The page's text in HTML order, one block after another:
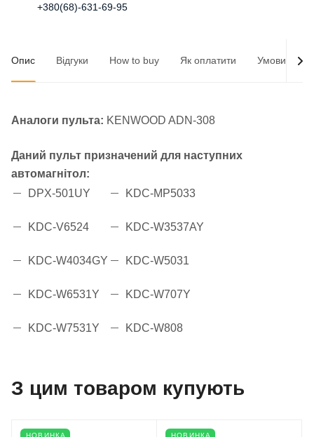
+380(68)-631-69-95
Опис Відгуки How to buy Як оплатити Умови
Аналоги пульта: KENWOOD ADN-308
Даний пульт призначений для наступних
автомагнітол:
DPX-501UY
KDC-MP5033
KDC-V6524 KDC-W3537AY
KDC-W4034GY KDC-W5031
KDC-W6531Y KDC-W707Y
KDC-W7531Y KDC-W808
З цим товаром купують
НОВИНКА НОВИНКА